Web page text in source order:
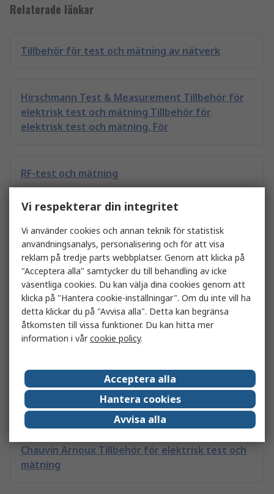
Relaterade länkar
Tillbehör för test och mätning av nätverk
Hirschmann Test & Measurement Tillbehör för
elektrisk test och mätning Tillbehör för
elektrisk test och mätning, För
RF-test och mätning
Test och mätning
Chauvin Arnoux Tillbehör för elektrisk test och
mätning Tillbehör för elektrisk test och
mätning, För CA 8331, CA 8332,
Siemens Tillbehör för elektrisk test och mätning
Enhet för mätning och övervakning
Chauvin Arnoux Tillbehör för elektrisk test och
mätning
Vi respekterar din integritet
Vi använder cookies och annan teknik för statistisk
användningsanalys, personalisering och för att visa
reklam på tredje parts webbplatser. Genom att klicka på
"Acceptera alla" samtycker du till behandling av icke
väsentliga cookies. Du kan välja dina cookies genom att
klicka på "Hantera cookie-inställningar". Om du inte vill ha
detta klickar du på "Avvisa alla". Detta kan begränsa
åtkomsten till vissa funktioner. Du kan hitta mer
information i vårcookie policy.
Acceptera alla
Hantera cookies
Avvisa alla